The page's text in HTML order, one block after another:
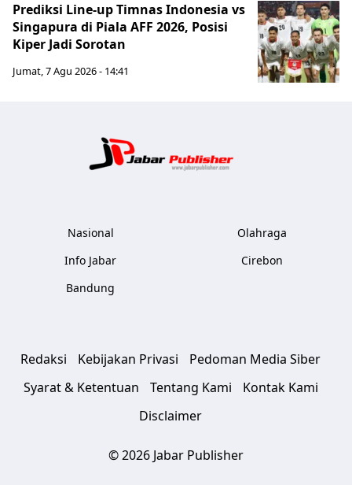
Prediksi Line-up Timnas Indonesia vs
Singapura di Piala AFF 2026, Posisi
Kiper Jadi Sorotan
Jumat, 7 Agu 2026 - 14:41
Nasional
Info Jabar
Bandung
Olahraga
Cirebon
Redaksi Kebijakan Privasi
Pedoman Media Siber
Syarat & Ketentuan
Tentang Kami
Kontak Kami
Disclaimer
© 2026 Jabar Publisher